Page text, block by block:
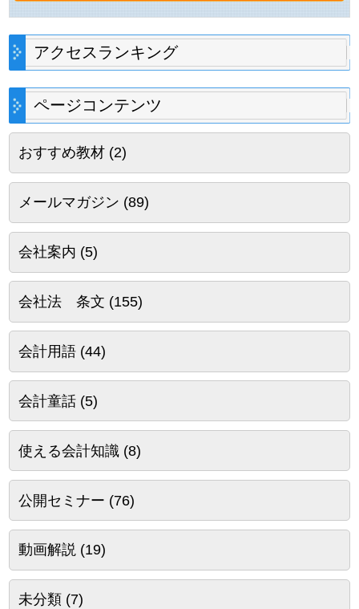
アクセスランキング
ページコンテンツ
おすすめ教材(2)
メールマガジン (89)
会社案内 (5)
会社法 条文 (155)
会計用語(44)
会計童話(5)
使える会計知識(8)
公開セミナー (76)
動画解説(19)
未分類(7)